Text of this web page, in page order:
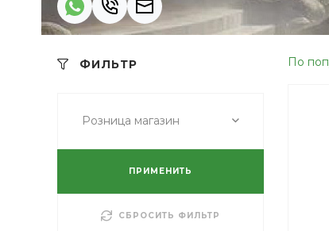
ФИЛЬТР
Розница магазин
ПРИМЕНИТЬ
СБРОСИТЬ ФИЛЬТР
По